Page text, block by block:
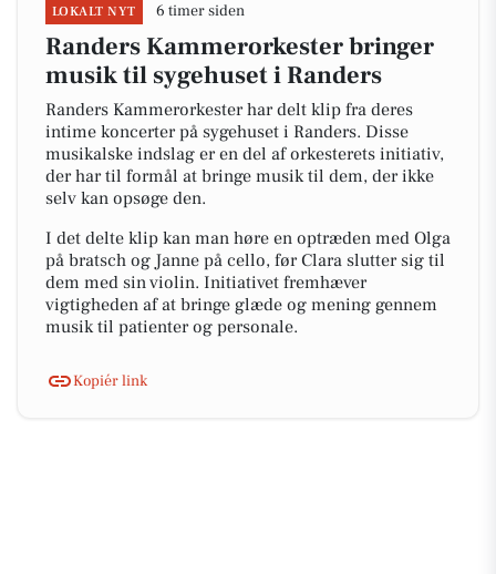
LOKALT NYT 6 timer siden
Randers Kammerorkester bringer
musik til sygehuset i Randers
Randers Kammerorkester har delt klip fra deres
intime koncerter på sygehuset i Randers. Disse
musikalske indslag er en del af orkesterets initiativ,
der har til formål at bringe musik til dem, der ikke
selv kan opsøge den.
I det delte klip kan man høre en optræden med Olga
på bratsch og Janne på cello, før Clara slutter sig til
dem med sin violin. Initiativet fremhæver
vigtigheden af at bringe glæde og mening gennem
musik til patienter og personale.
Kopiér link